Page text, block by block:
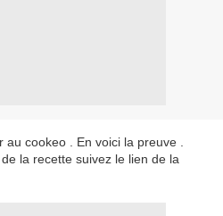
cookeo . En voici la preuve .
la recette suivez le lien de la